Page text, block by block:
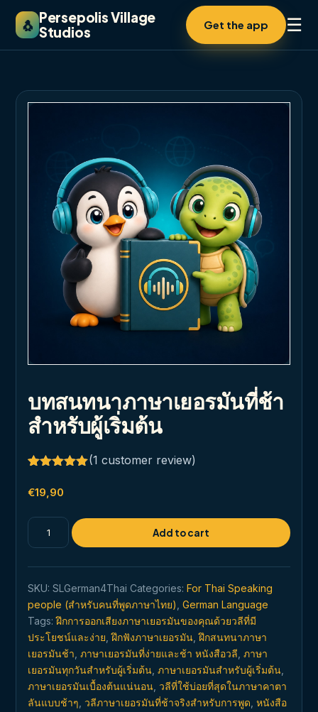
🐧 Persepolis Village
Studios
Get the app ☰
บทสนทนาภาษาเยอรมันที่ช้า
สำหรับผู้เริ่มต้น
out of 5
based on
rating
(1 customer review)
€19,90
บท
สนทนา
ที่
ช้า
สำหรับ
ผู้
เริ่ม
ต้น
quantity
Add to cart
SKU: SLGerman4Thai Categories: For Thai Speaking
people (สำหรับคนที่พูดภาษาไทย) German Language
Tags:ฝึกการออกเสียงภาษาเยอรมันของคุณด้วยวลีที่มี
ประโยชน์และง่าย ,ฝึกฟังภาษาเยอรมัน ,ฝึกสนทนาภาษา
เยอรมันช้า ภาษาเยอรมันที่ง่ายและช้า หนังสือวลี ภาษา
เยอรมันทุกวันสำหรับผู้เริ่มต้น ภาษาเยอรมันสำหรับผู้เริ่มต้น
ภาษาเยอรมันเบื้องต้นแน่นอน วลีที่ใช้บ่อยที่สุดในภาษาคาตา
ลันแบบช้าๆ วลีภาษาเยอรมันที่ช้าจริงสำหรับการพูด หนังสือ